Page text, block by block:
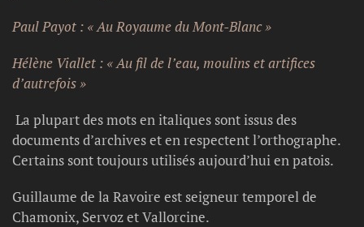
Paul Payot : « Au Royaume du Mont-Blanc »
Hélène Viallet : « Au fil de l’eau, moulins et artifices
d’autrefois »
La plupart des mots en italiques sont issus des
documents d’archives et en respectent l’orthographe.
Certains sont toujours utilisés aujourd’hui en patois.
Guillaume de la Ravoire est seigneur temporel de
Chamonix, Servoz et Vallorcine.